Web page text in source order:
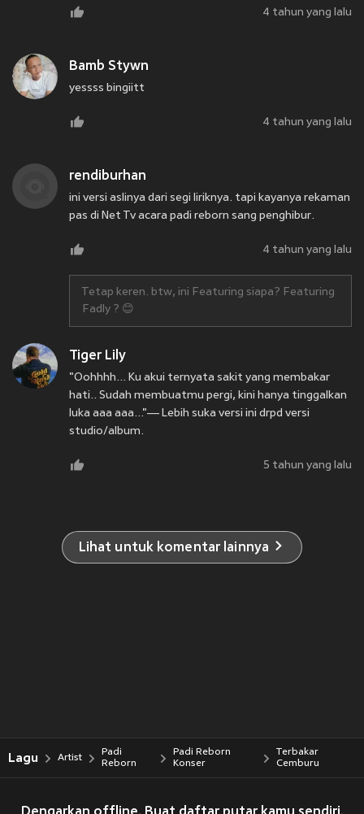
4 tahun yang lalu
Bamb Stywn
yessss bingiitt
4 tahun yang lalu
rendiburhan
ini versi aslinya dari segi liriknya. tapi kayanya rekaman
pas di Net Tv acara padi reborn sang penghibur.
4 tahun yang lalu
Tetap keren. btw, ini Featuring siapa? Featuring
Fadly ? 😊
Tiger Lily
"Oohhhh... Ku akui ternyata sakit yang membakar
hati.. Sudah membuatmu pergi, kini hanya tinggalkan
luka aaa aaa..."— Lebih suka versi ini drpd versi
studio/album.
5 tahun yang lalu
Lihat untuk komentar lainnya
Lagu Artist
Padi
Reborn
Padi Reborn
Konser
Terbakar
Cemburu